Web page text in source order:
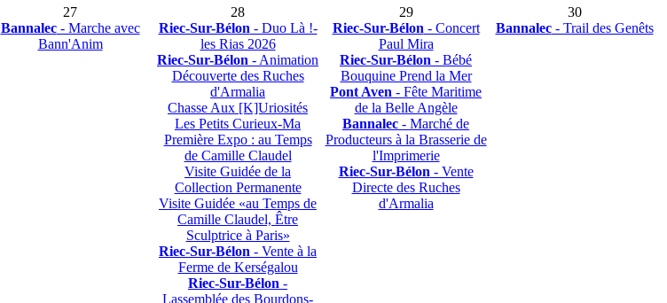
27
Bannalec- Marche avec
Bann'Anim
28
Riec-Sur-Bélon - Duo Là !-
les Rias 2026
Riec-Sur-Bélon - Animation
Découverte des Ruches
d'Armalia
Chasse Aux [K]Uriosités
Les Petits Curieux-Ma
Première Expo : au Temps
de Camille Claudel
Visite Guidée de la
Collection Permanente
Visite Guidée «au Temps de
Camille Claudel, Être
Sculptrice à Paris»
Riec-Sur-Bélon - Vente à la
Ferme de Kerségalou
Riec-Sur-Bélon -
Lassemblée des Bourdons-
29
Riec-Sur-Bélon - Concert
Paul Mira
Riec-Sur-Bélon - Bébé
Bouquine Prend la Mer
Pont Aven - Fête Maritime
de la Belle Angèle
Bannalec - Marché de
Producteurs à la Brasserie de
l'Imprimerie
Riec-Sur-Bélon - Vente
Directe des Ruches
d'Armalia
30
Bannalec- Trail des Genêts